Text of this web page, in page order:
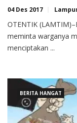
04 Des 2017
OTENTIK
meminta warganya
menciptakan ...
BERITA HANGAT